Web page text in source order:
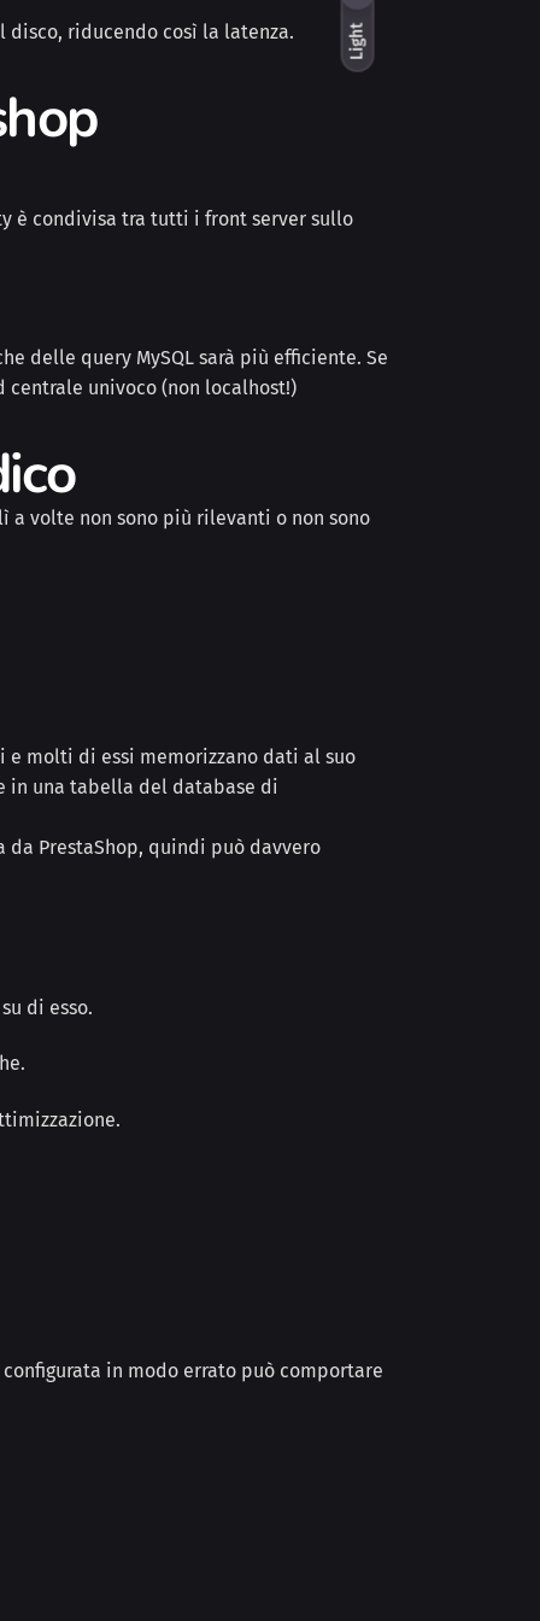
Light
disco, riducendo così la latenza.
è condivisa tra tutti i front server sullo
delle query MySQL sarà più efficiente. Se
centrale univoco (non localhost!)
a volte non sono più rilevanti o non sono
e molti di essi memorizzano dati al suo
in una tabella del database di
PrestaShop, quindi può davvero
di esso.
in modo errato può comportare